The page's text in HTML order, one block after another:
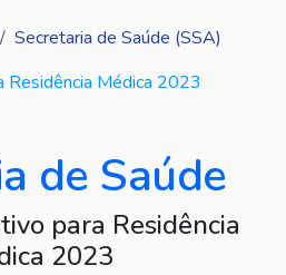
Secretaria de Saúde (SSA)
Residência Médica 2023
de Saúde
para Residência
2023